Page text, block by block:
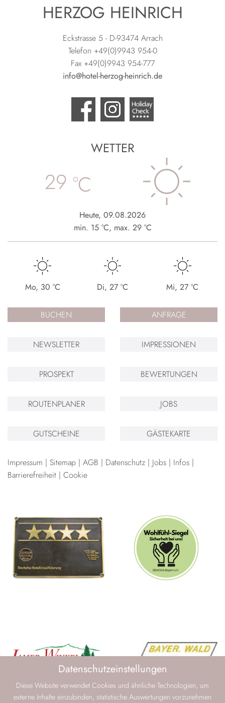
Datenschutzeinstellungen
Diese Website verwendet Cookies und ähnliche Technologien, um
externe Inhalte einzubinden, statistische Auswertungen vorzunehmen
HERZOG HEINRICH
Eckstrasse 5 - D-93474 Arrach
Telefon +49(0)9943 954-0
Fax +49(0)9943 954-777
info@hotel-herzog-heinrich.de
WETTER
29 °C
Heute, 09.08.2026
min. 15 °C, max. 29 °C
Mo, 30 °C Di, 27 °C Mi,27 °C
BUCHEN ANFRAGE
NEWSLETTER IMPRESSIONEN
PROSPEKT BEWERTUNGEN
ROUTENPLANER JOBS
GUTSCHEINE GÄSTEKARTE
Impressum Sitemap AGB Datenschutz Jobs
Infos
Barrierefreiheit
Cookie